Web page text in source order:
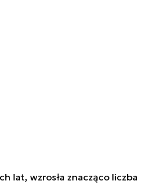
lat, wzrosła znacząco liczba